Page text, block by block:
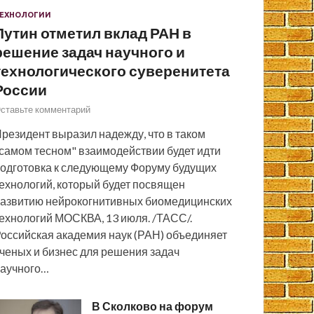
отметил вклад РАН в
задач научного и
суверенитета
комментарий
выразил надежду, что в таком
тесном" взаимодействии будет идти
к следующему Форуму будущих
который будет посвящен
нейрокогнитивных биомедицинских
МОСКВА, 13 июля. /ТАСС/.
академия наук (РАН) объединяет
и бизнес для решения задач
В Сколково на форум